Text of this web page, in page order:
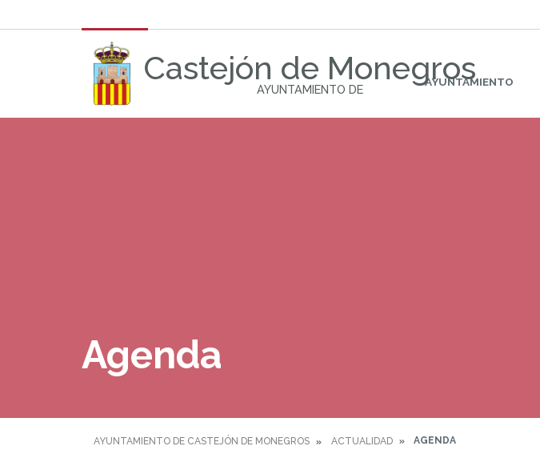
Castejón de Monegros
AYUNTAMIENTO DE
AYUNTAMIENTO
Agenda
AYUNTAMIENTO DE CASTEJÓN DE MONEGROS ACTUALIDAD AGENDA